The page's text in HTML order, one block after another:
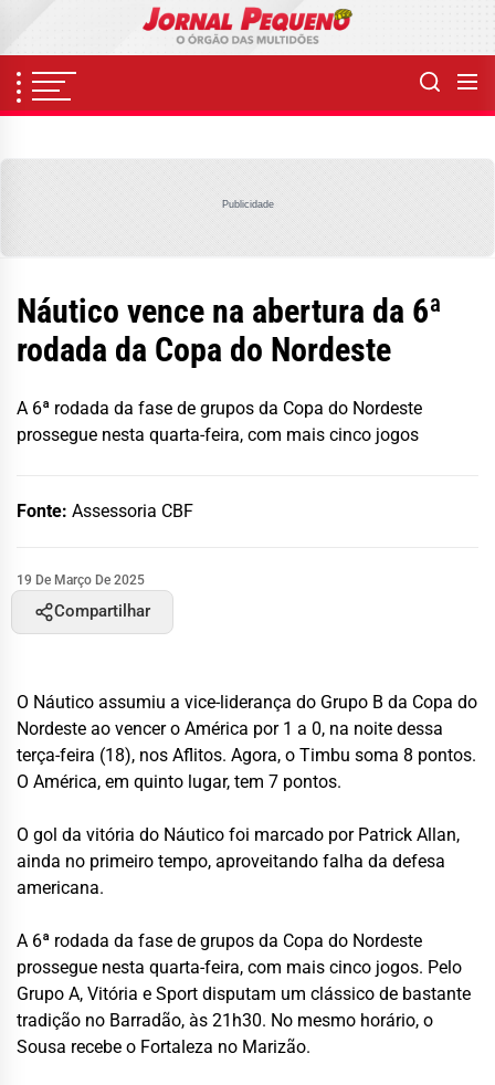
content
Publicidade
Náutico vence na abertura da 6ª
rodada da Copa do Nordeste
A 6ª rodada da fase de grupos da Copa do Nordeste
prossegue nesta quarta-feira, com mais cinco jogos
Fonte: Assessoria CBF
19 De Março De 2025
Compartilhar
O Náutico assumiu a vice-liderança do Grupo B da Copa do
Nordeste ao vencer o América por 1 a 0, na noite dessa
terça-feira (18), nos Aflitos. Agora, o Timbu soma 8 pontos.
O América, em quinto lugar, tem 7 pontos.
O gol da vitória do Náutico foi marcado por Patrick Allan,
ainda no primeiro tempo, aproveitando falha da defesa
americana.
A 6ª rodada da fase de grupos da Copa do Nordeste
prossegue nesta quarta-feira, com mais cinco jogos. Pelo
Grupo A, Vitória e Sport disputam um clássico de bastante
tradição no Barradão, às 21h30. No mesmo horário, o
Sousa recebe o Fortaleza no Marizão.